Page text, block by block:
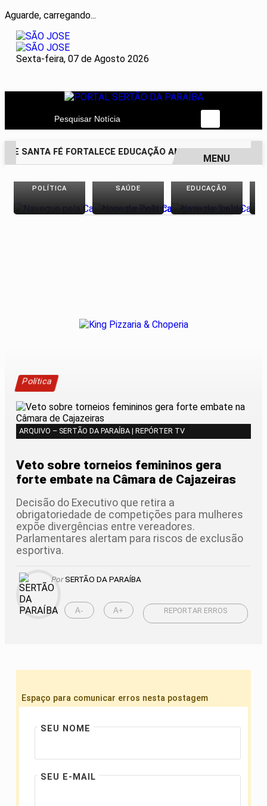
Aguarde, carregando...
Sexta-feira, 07 de Agosto 2026
Pesquisar Notícia
SANTA FÉ FORTALECE EDUCAÇÃO ANTIRRACISTA DESDE
EM ALTA
MENU
POLÍTICA SAÚDE EDUCAÇÃO
Política
ARQUIVO – SERTÃO DA PARAÍBA | REPÓRTER TV
Veto sobre torneios femininos gera
forte embate na Câmara de Cajazeiras
Decisão do Executivo que retira a
obrigatoriedade de competições para mulheres
expõe divergências entre vereadores.
Parlamentares alertam para riscos de exclusão
esportiva.
PorSERTÃO DA PARAÍBA
A- A+ REPORTAR ERROS
Espaço para comunicar erros nesta postagem
SEU NOME
SEU E-MAIL